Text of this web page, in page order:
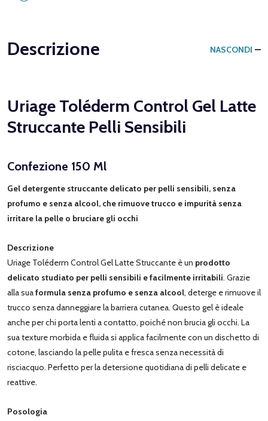
Descrizione NASCONDI
Uriage Toléderm Control Gel Latte
Struccante Pelli Sensibili
Confezione 150 Ml
Gel detergente struccante delicato per pelli sensibili, senza
profumo e senza alcool, che rimuove trucco e impurità senza
irritare la pelle o bruciare gli occhi
Descrizione
Uriage Toléderm Control Gel Latte Struccante è un prodotto
delicato studiato per pelli sensibili e facilmente irritabili. Grazie
alla suaformula senza profumo e senza alcool, deterge e rimuove il
trucco senza danneggiare la barriera cutanea. Questo gel è ideale
anche per chi porta lenti a contatto, poiché non brucia gli occhi. La
sua texture morbida e fluida si applica facilmente con un dischetto di
cotone, lasciando la pelle pulita e fresca senza necessità di
risciacquo. Perfetto per la detersione quotidiana di pelli delicate e
reattive.
Posologia